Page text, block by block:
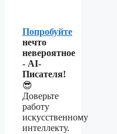
Попробуйте
нечто
невероятное
- AI-
Писателя!
😎
Доверьте
работу
искусственному
интеллекту.